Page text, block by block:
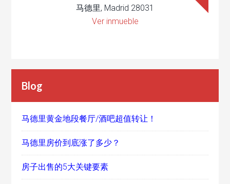
马德里, Madrid 28031
Ver inmueble
Blog
马德里黄金地段餐厅/酒吧超值转让！
马德里房价到底涨了多少？
房子出售的5大关键要素